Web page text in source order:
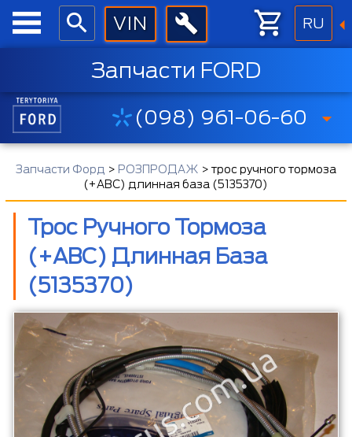
RU
Запчасти FORD
(098) 961-06-60
Запчасти Форд > РОЗПРОДАЖ > трос ручного тормоза
(+ABC) длинная база (5135370)
Трос Ручного Тормоза
(+ABC) Длинная База
(5135370)